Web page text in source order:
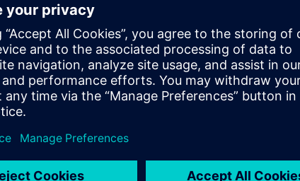
to accelerate
such as
enables a programmer
effectively on a